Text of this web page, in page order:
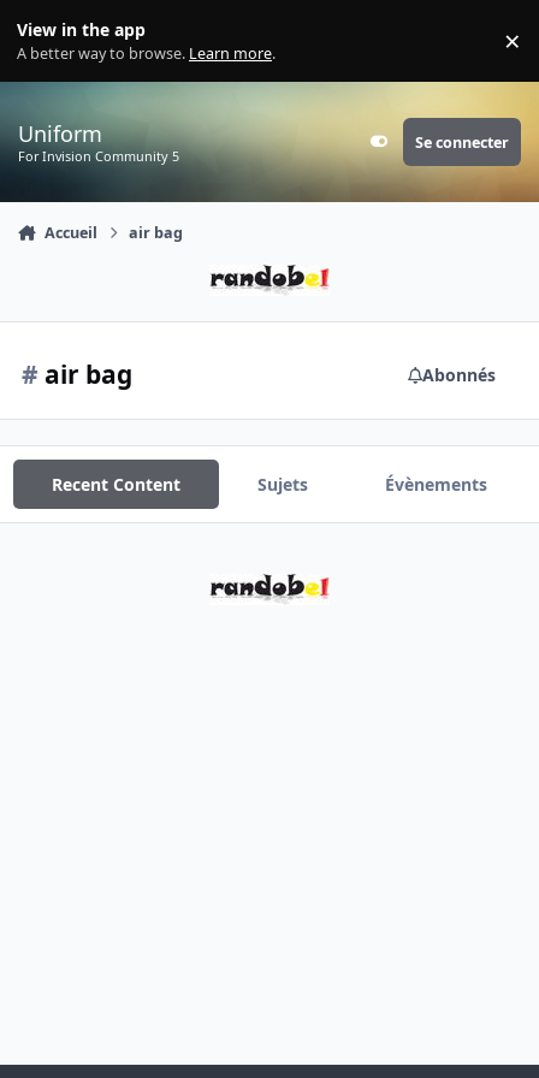
View in the app
A better way to browse. Learn more. ×
Uniform
For Invision Community 5 Customizer
Se connecter
Accueil air bag
# air bag Abonnés
Recent Content Sujets Évènements